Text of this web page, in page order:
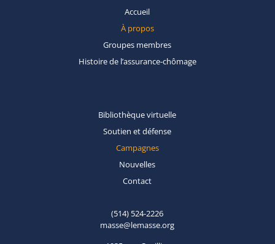
Accueil
À propos
Groupes membres
Histoire de l’assurance-chômage
Bibliothèquevirtuelle
Soutien etdéfense
Campagnes
Nouvelles
Contact
(514) 524-2226
masse@lemasse.org